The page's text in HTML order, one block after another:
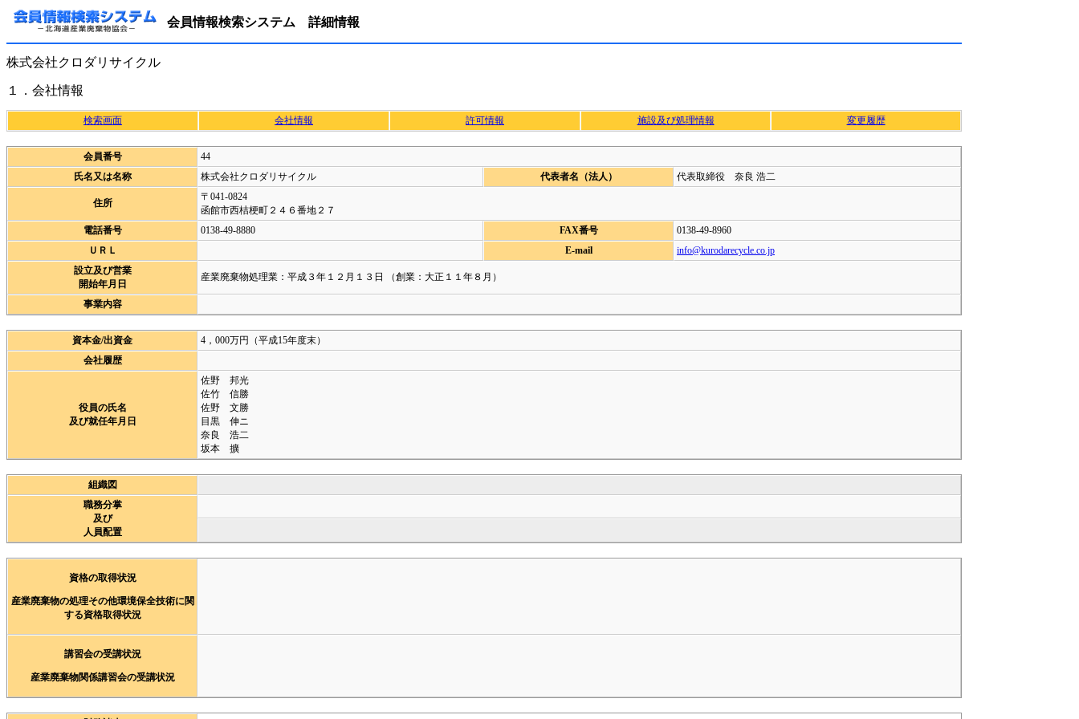
会員情報検索システム 詳細情報
株式会社クロダリサイクル
１．会社情報
検索画面 会社情報 許可情報 施設及び処理情報 変更履歴
会員番号
44
氏名又は名称
株式会社クロダリサイクル 代表者名（法人） 代表取締役 奈良 浩二
住所
〒041-0824
函館市西桔梗町２４６番地２７
電話番号
0138-49-8880 FAX番号
0138-49-8960
ＵＲＬ
E-mail
info@kurodarecycle.co.jp
設立及び営業
開始年月日
産業廃棄物処理業：平成３年１２月１３日 （創業：大正１１年８月）
事業内容
資本金/出資金
4，000万円（平成15年度末）
会社履歴
役員の氏名
及び就任年月日
佐野 邦光
佐竹 信勝
佐野 文勝
目黒 伸ニ
奈良 浩二
坂本 擴
組織図
職務分掌
及び
人員配置
資格の取得状況
産業廃棄物の処理その他環境保全技術に関
する資格取得状況
講習会の受講状況
産業廃棄物関係講習会の受講状況